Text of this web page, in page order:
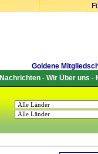
Goldene
Nachrichten- Wir Über uns -